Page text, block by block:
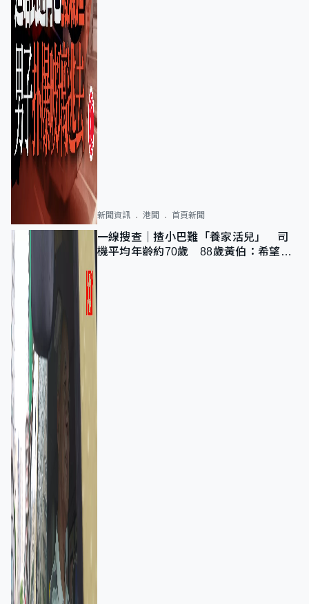
新聞資訊 港聞 首頁新聞
一線搜查｜揸小巴難「養家活兒」 司
機平均年齡約70歲 88歲黃伯：希望一